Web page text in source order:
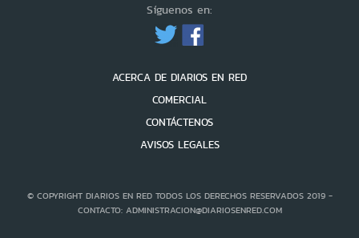
Síguenos en:
ACERCA DE DIARIOS EN RED
COMERCIAL
CONTÁCTENOS
AVISOS LEGALES
© COPYRIGHT DIARIOS EN RED TODOS LOS DERECHOS RESERVADOS 2019 -
CONTACTO: ADMINISTRACION@DIARIOSENRED.COM